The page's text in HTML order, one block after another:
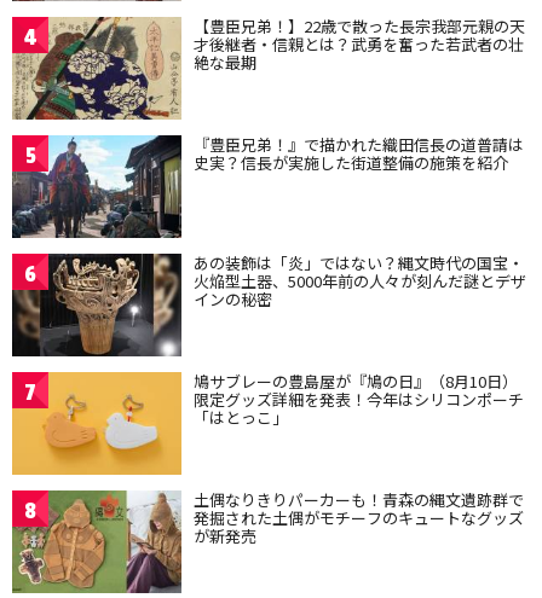
4 【豊臣兄弟！】22歳で散った長宗我部元親の天
才後継者・信親とは？武勇を奮った若武者の壮
絶な最期
5 『豊臣兄弟！』で描かれた織田信長の道普請は
史実？信長が実施した街道整備の施策を紹介
6 あの装飾は「炎」ではない？縄文時代の国宝・
火焔型土器、5000年前の人々が刻んだ謎とデザ
インの秘密
7 鳩サブレーの豊島屋が『鳩の日』（8月10日）
限定グッズ詳細を発表！今年はシリコンポーチ
「はとっこ」
8 土偶なりきりパーカーも！青森の縄文遺跡群で
発掘された土偶がモチーフのキュートなグッズ
が新発売